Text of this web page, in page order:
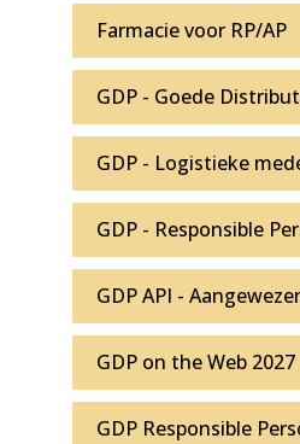
Farmacie voor RP/AP
GDP - Goede
GDP - Logistieke
GDP - Responsible
GDP API -
GDP on the Web 2027
GDP Responsible